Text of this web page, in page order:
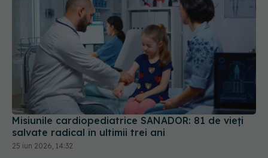
Misiunile cardiopediatrice SANADOR: 81 de vieți
salvate radical în ultimii trei ani
25 iun 2026, 14:32